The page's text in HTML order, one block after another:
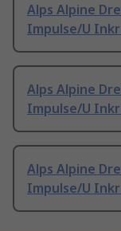
Alps Alpine
Impulse/U
Alps Alpine
Impulse/U
Alps Alpine
Impulse/U